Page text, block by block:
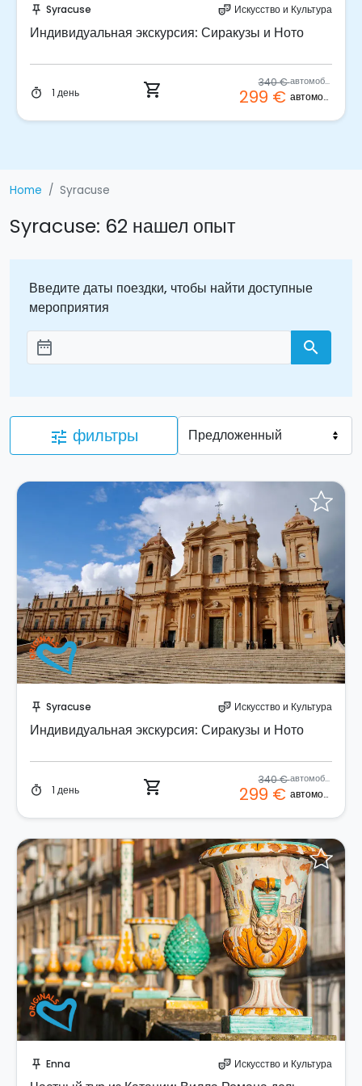
push_pin Syracuse theater_comedy Искусство и Культура
Индивидуальная экскурсия: Сиракузы и Ното
timer 1 день shopping_cart 340 € автомобиль
299 € автомобиль
Home Syracuse
Syracuse: 62 нашел опыт
Введите даты поездки, чтобы найти доступные
мероприятия
Aggiungi le date
date_range search
tune фильтры
push_pin Syracuse theater_comedy Искусство и Культура
Индивидуальная экскурсия: Сиракузы и Ното
timer 1 день shopping_cart 340 € автомобиль
299 € автомобиль
push_pin Enna theater_comedy Искусство и Культура